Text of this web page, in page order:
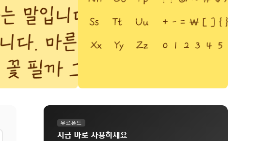
무료폰트
지금 바로 사용하세요